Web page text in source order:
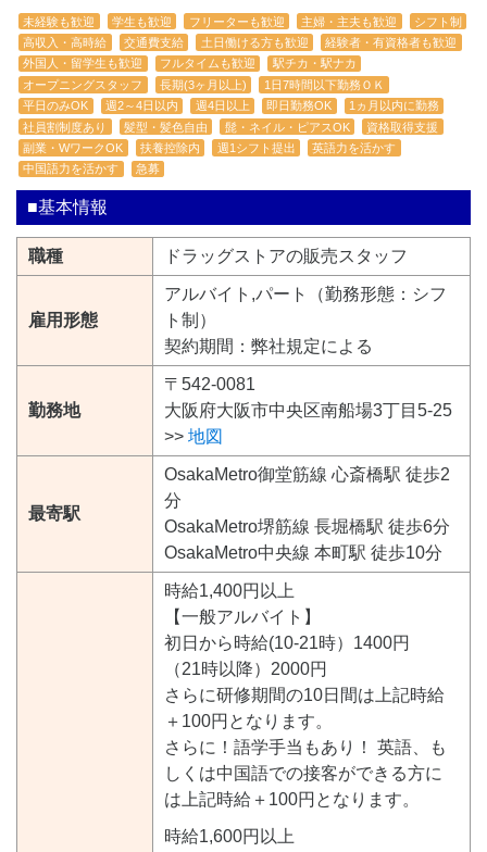
未経験も歓迎 学生も歓迎 フリーターも歓迎 主婦・主夫も歓迎
シフト制
高収入・高時給
交通費支給 土日働ける方も歓迎
経験者・有資格者も歓迎
外国人・留学生も歓迎
フルタイムも歓迎
駅チカ・駅ナカ
オープニングスタッフ
長期(3ヶ月以上)
1日7時間以下勤務ＯＫ
平日のみOK
週2～4日以内 週4日以上 即日勤務OK
1ヵ月以内に勤務
社員割制度あり
髪型・髪色自由 髭・ネイル・ピアスOK
資格取得支援
副業・WワークOK
扶養控除内 週1シフト提出
英語力を活かす
中国語力を活かす
急募
■基本情報
職種 ドラッグストアの販売スタッフ
雇用形態
アルバイト,パート（勤務形態：シフ
ト制）
契約期間：弊社規定による
勤務地
〒542-0081
大阪府大阪市中央区南船場3丁目5-25
>> 地図
最寄駅
OsakaMetro御堂筋線 心斎橋駅 徒歩2
分
OsakaMetro堺筋線 長堀橋駅 徒歩6分
OsakaMetro中央線 本町駅 徒歩10分
時給1,400円以上
【一般アルバイト】
初日から時給(10-21時）1400円
（21時以降）2000円
さらに研修期間の10日間は上記時給
＋100円となります。
さらに！語学手当もあり！ 英語、も
しくは中国語での接客ができる方に
は上記時給＋100円となります。
時給1,600円以上